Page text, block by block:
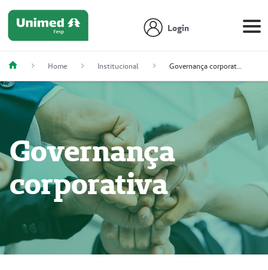
Login
Home Institucional Governança corporativa
Governança
corporativa